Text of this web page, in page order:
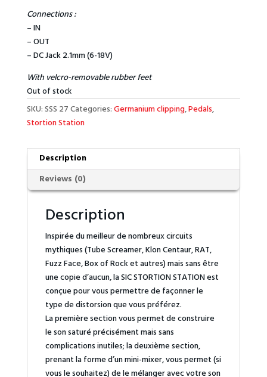
Connections :
– IN
– OUT
– DC Jack 2.1mm (6-18V)
With velcro-removable rubber feet
Out of stock
SKU:SSS 27Categories:Germanium clipping,Pedals,
Stortion Station
Description
Reviews (0)
Description
Inspirée du meilleur de nombreux circuits
mythiques (Tube Screamer, Klon Centaur, RAT,
Fuzz Face, Box of Rock et autres) mais sans être
une copie d’aucun, la SIC STORTION STATION est
conçue pour vous permettre de façonner le
type de distorsion que vous préférez.
La première section vous permet de construire
le son saturé précisément mais sans
complications inutiles; la deuxième section,
prenant la forme d’un mini-mixer, vous permet (si
vous le souhaitez) de le mélanger avec votre son